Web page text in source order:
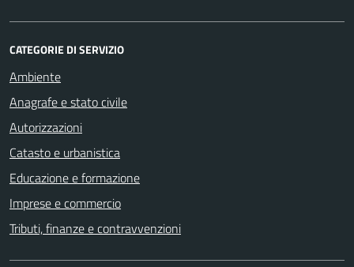
CATEGORIE DI SERVIZIO
Ambiente
Anagrafe e stato civile
Autorizzazioni
Catasto e urbanistica
Educazione e formazione
Imprese e commercio
Tributi, finanze e contravvenzioni